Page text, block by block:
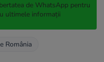
de WhatsApp pentru
ultimele informații
România